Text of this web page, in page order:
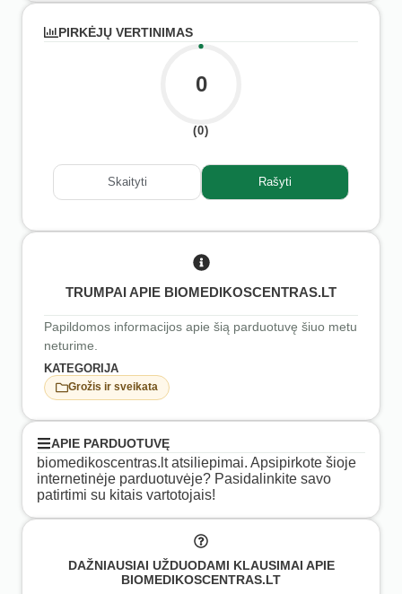
PIRKĖJŲ VERTINIMAS
0
(0)
Skaityti Rašyti
TRUMPAI APIE BIOMEDIKOSCENTRAS.LT
Papildomos informacijos apie šią parduotuvę šiuo metu
neturime.
KATEGORIJA
Grožis ir sveikata
APIE PARDUOTUVĘ
biomedikoscentras.lt atsiliepimai. Apsipirkote šioje
internetinėje parduotuvėje? Pasidalinkite savo
patirtimi su kitais vartotojais!
DAŽNIAUSIAI UŽDUODAMI KLAUSIMAI APIE
BIOMEDIKOSCENTRAS.LT